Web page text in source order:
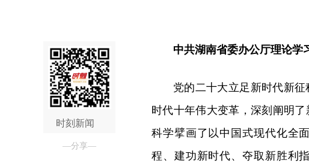
时刻新闻
—分享—
中共湖南省委办公厅理论学
党的二十大立足新时代新
时代十年伟大变革，深刻阐明
科学擘画了以中国式现代化全
程、建功新时代、夺取新胜利